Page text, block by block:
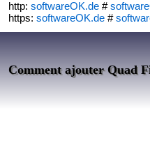
http: softwareOK.de #
https: softwareOK.de #
Comment ajouter Quad